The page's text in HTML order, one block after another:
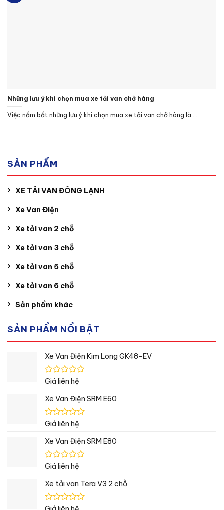
Những lưu ý khi chọn mua xe tải van chở hàng
Việc nắm bắt những lưu ý khi chọn mua xe tải van chở hàng là ...
SẢN PHẨM
XE TẢI VAN ĐÔNG LẠNH
Xe Van Điện
Xe tải van 2 chỗ
Xe tải van 3 chỗ
Xe tải van 5 chỗ
Xe tải van 6 chỗ
Sản phẩm khác
SẢN PHẨM NỔI BẬT
Xe Van Điện Kim Long GK48-EV
Được
hạng
5
sao
Giá liên hệ
Xe Van Điện SRM E60
Được
hạng
5
sao
Giá liên hệ
Xe Van Điện SRM E80
Được
hạng
5
sao
Giá liên hệ
Xe tải van Tera V3 2 chỗ
Được